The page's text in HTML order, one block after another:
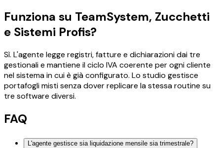
Funziona su TeamSystem, Zucchetti
e Sistemi Profis?
Sì. L'agente legge registri, fatture e dichiarazioni dai tre
gestionali e mantiene il ciclo IVA coerente per ogni cliente
nel sistema in cui è già configurato. Lo studio gestisce
portafogli misti senza dover replicare la stessa routine su
tre software diversi.
FAQ
L'agente gestisce sia liquidazione mensile sia trimestrale?